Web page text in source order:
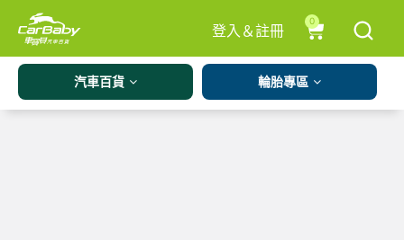
登入＆註冊
0
汽車百貨 輪胎專區